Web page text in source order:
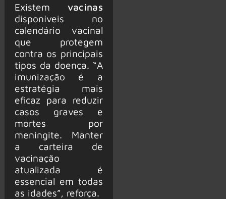
Existem vacinas
disponíveis no
calendário vacinal
que protegem
contra os principais
tipos da doença. “A
imunização é a
estratégia mais
eficaz para reduzir
casos graves e
mortes por
meningite. Manter
a carteira de
vacinação
atualizada é
essencial em todas
as idades”, reforça.